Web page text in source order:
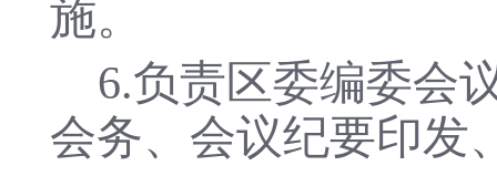
施。
6.负责区委编委会
会务、会议纪要印发